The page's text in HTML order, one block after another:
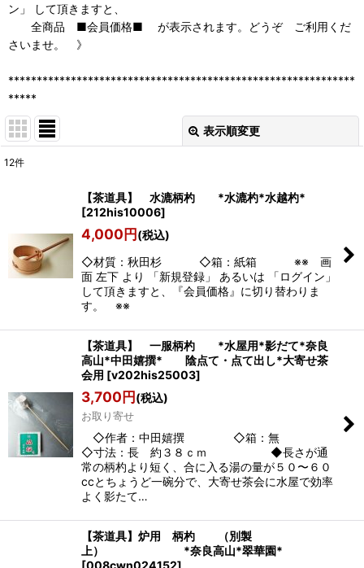
ン」 して頂きますと、
全商品 ■会員価格■ が表示されます。どうぞ ご利用くだ
さいませ。 》
*************************************************************
*****
表示順変更
絞り込む
12件
【茶道具】 水漉柄杓 *水漉杓*水越杓*
[212his10006]
4,000円(税込)
◇材質：秋田杉 ◇箱：紙箱 ※※ 画
面 左下 より 「新規登録」 あるいは 「ログイン」
して頂きますと、『会員価格』に切り替わりま
す。 ※※
【茶道具】 一服柄杓 *水屋用*影だて*奈良
高山*中田嬉撰* 陰点て・点て出し*大寄せ茶
会用 [v202his25003]
3,700円(税込)
お取り寄せ
◇作者：中田嬉撰 ◇箱：無
◇寸法：長 約３８ｃｍ ◆長さが通
常の柄杓より短く、合に入る湯の量が５０〜６０
ccとちょうど一碗分で、大寄せ茶会に水屋で効率
よく影たて…
【茶道具】炉用 柄杓 （別製
上） *奈良高山*翠華園*
[008cwn024152]